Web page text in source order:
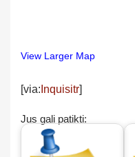
View Larger Map
[via: Inquisitr]
Jus gali patikti: